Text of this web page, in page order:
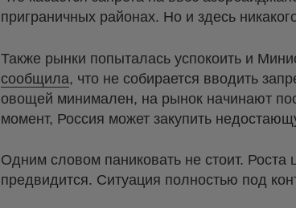
приграничных районах. Но и здесь
Также рынки попыталась успокоить и
сообщила, что не собирается вводить
овощей минимален, на рынок начинают
момент, Россия может закупить
Одним словом паниковать не стоит.
предвидится. Ситуация полностью под